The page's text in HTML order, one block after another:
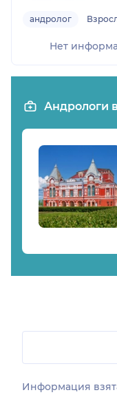
андролог
Нет
Андрологи
Информация